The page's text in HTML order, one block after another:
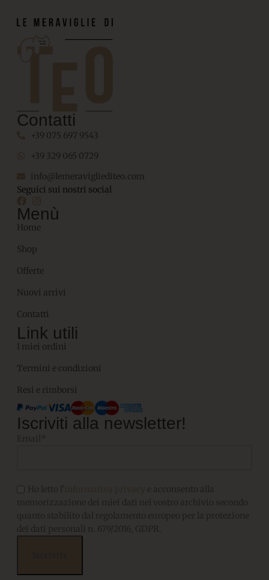
Contatti
+39 075 697 9543
+39 329 065 0729
info@lemeravigliediteo.com
Seguici sui nostri social
Menù
Home
Shop
Offerte
Nuovi arrivi
Contatti
Link utili
I miei ordini
Termini e condizioni
Resi e rimborsi
Iscriviti alla newsletter!